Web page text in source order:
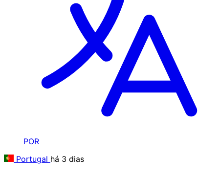
POR
Portugal há 3 dias